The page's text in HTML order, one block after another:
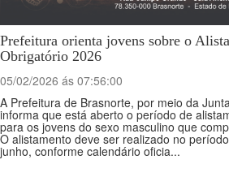
Prefeitura orienta jovens sobre o
Obrigatório 2026
05/02/2026 ás 07:56:00
A Prefeitura de Brasnorte, por meio da
informa que está aberto o período de
para os jovens do sexo masculino que
O alistamento deve ser realizado no
junho, conforme calendário oficia...